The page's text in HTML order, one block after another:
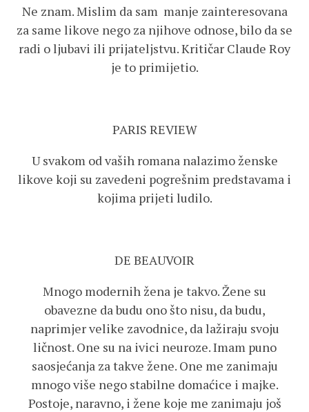
Ne znam. Mislim da sam manje zainteresovana
za same likove nego za njihove odnose, bilo da se
radi o ljubavi ili prijateljstvu. Kritičar Claude Roy
je to primijetio.
PARIS REVIEW
U svakom od vaših romana nalazimo ženske
likove koji su zavedeni pogrešnim predstavama i
kojima prijeti ludilo.
DE BEAUVOIR
Mnogo modernih žena je takvo. Žene su
obavezne da budu ono što nisu, da budu,
naprimjer velike zavodnice, da lažiraju svoju
ličnost. One su na ivici neuroze. Imam puno
saosjećanja za takve žene. One me zanimaju
mnogo više nego stabilne domaćice i majke.
Postoje, naravno, i žene koje me zanimaju još